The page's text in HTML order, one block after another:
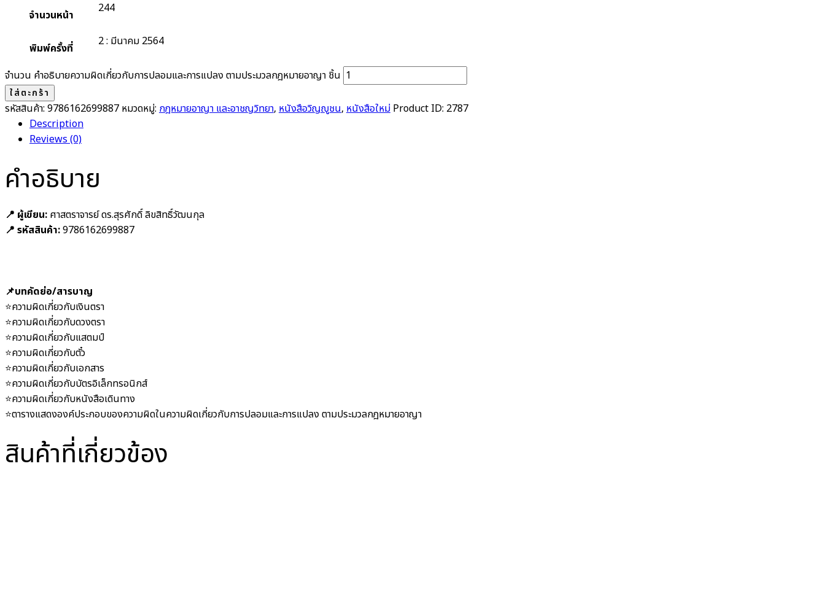
จำนวนหน้า 244
พิมพ์ครั้งที่ 2 : มีนาคม 2564
จำนวน คำอธิบายความผิดเกี่ยวกับการปลอมและการแปลง ตามประมวลกฎหมายอาญา ชิ้น
ใส่ตะกร้า
รหัสสินค้า: 9786162699887 หมวดหมู่: กฎหมายอาญา และอาชญวิทยา, หนังสือวิญญูชน, หนังสือใหม่ Product ID: 2787
Description
Reviews (0)
คำอธิบาย
📍 ผู้เขียน: ศาสตราจารย์ ดร.สุรศักดิ์ ลิขสิทธิ์วัฒนกุล
📍 รหัสสินค้า:9786162699887
📌บทคัดย่อ/สารบาญ
⭐️ความผิดเกี่ยวกับเงินตรา
⭐️ความผิดเกี่ยวกับดวงตรา
⭐️ความผิดเกี่ยวกับแสตมป์
⭐️ความผิดเกี่ยวกับตั๋ว
⭐️ความผิดเกี่ยวกับเอกสาร
⭐️ความผิดเกี่ยวกับบัตรอิเล็กทรอนิกส์
⭐️ความผิดเกี่ยวกับหนังสือเดินทาง
⭐️ตารางแสดงองค์ประกอบของความผิดในความผิดเกี่ยวกับการปลอมและการแปลง ตามประมวลกฎหมายอาญา
สินค้าที่เกี่ยวข้อง